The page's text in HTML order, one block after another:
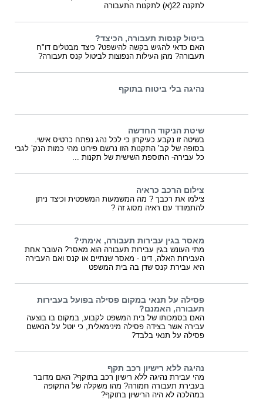
לתקנה 22(א) לתקנות התעבורה
ביטול קנסות תעבורה, הכיצד?
האם כדאי להגיש בקשה להישפט? כיצד מבטלים דו"ח
תעבורה? מהן העילות הנפוצות לביטול קנס תעבורה?
נהיגה בלי ביטוח בתוקף
שיטת הניקוד החדשה
בשיטה זו נקבע כעיקרון כי לכל נהג נפתח כרטיס אישי.
בסופה של קב’ התקנות הזו נרשם פירוט מהי כמות הנק’ לגבי
כל עבירה- התוספת השישית של תקנות ...
צילום הרכב כראיה
צילמו את רכבך ? מה המשמעות המשפטית וכיצד ניתן
להתמודד עם ראיה מסוג זה ?
מאסר בגין עבירות תעבורה, אימתי?
מתי העונש בגין עבירות תעבורה הוא מאסר? העובר אחת
העבירות האלה, דינו - מאסר שנתיים או קנס ואם העבירה
היא עבירת קנס שדן בה בית המשפט
פסילה על תנאי במקום פסילה בפועל בעבירות
תעבורה, האמנם?
האם בסמכותו של בית המשפט לקבוע, במקום בו בוצעה
עבירה אשר בצידה פסילה מינימאלית, כי יוטל על הנאשם
פסילה על תנאי בלבד?
נהיגה ללא רישיון רכב תקף
מהי עבירת נהיגה ללא רישיון רכב בתוקף? האם מדובר
בעבירת תעבורה חמורה? מהו משקלה של התקופה
במהלכה לא היה הרישיון בתוקף?